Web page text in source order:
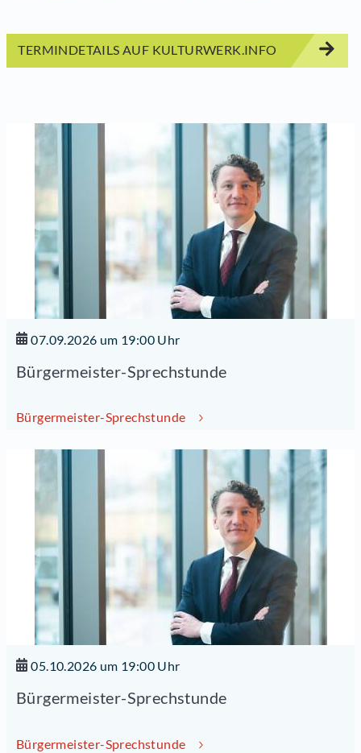
TERMINDETAILS AUF KULTURWERK.INFO
07.09.2026 um 19:00 Uhr
Bürgermeister-Sprechstunde
Bürgermeister-Sprechstunde
05.10.2026 um 19:00 Uhr
Bürgermeister-Sprechstunde
Bürgermeister-Sprechstunde